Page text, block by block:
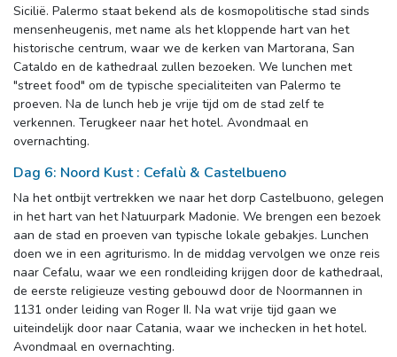
Sicilië. Palermo staat bekend als de kosmopolitische stad sinds
mensenheugenis, met name als het kloppende hart van het
historische centrum, waar we de kerken van Martorana, San
Cataldo en de kathedraal zullen bezoeken. We lunchen met
"street food" om de typische specialiteiten van Palermo te
proeven. Na de lunch heb je vrije tijd om de stad zelf te
verkennen. Terugkeer naar het hotel. Avondmaal en
overnachting.
Dag 6: Noord Kust : Cefalù & Castelbueno
Na het ontbijt vertrekken we naar het dorp Castelbuono, gelegen
in het hart van het Natuurpark Madonie. We brengen een bezoek
aan de stad en proeven van typische lokale gebakjes. Lunchen
doen we in een agriturismo. In de middag vervolgen we onze reis
naar Cefalu, waar we een rondleiding krijgen door de kathedraal,
de eerste religieuze vesting gebouwd door de Noormannen in
1131 onder leiding van Roger II. Na wat vrije tijd gaan we
uiteindelijk door naar Catania, waar we inchecken in het hotel.
Avondmaal en overnachting.